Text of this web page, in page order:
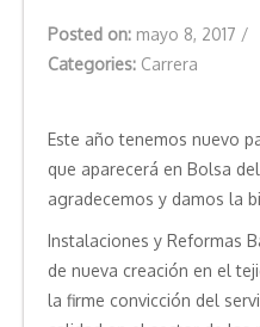
Posted on: mayo 8, 2017 /
Categories: Carrera
Este año tenemos nuevo
que aparecerá en Bolsa
agradecemos y damos la
Instalaciones y Reformas
de nueva creación en el
la firme convicción del